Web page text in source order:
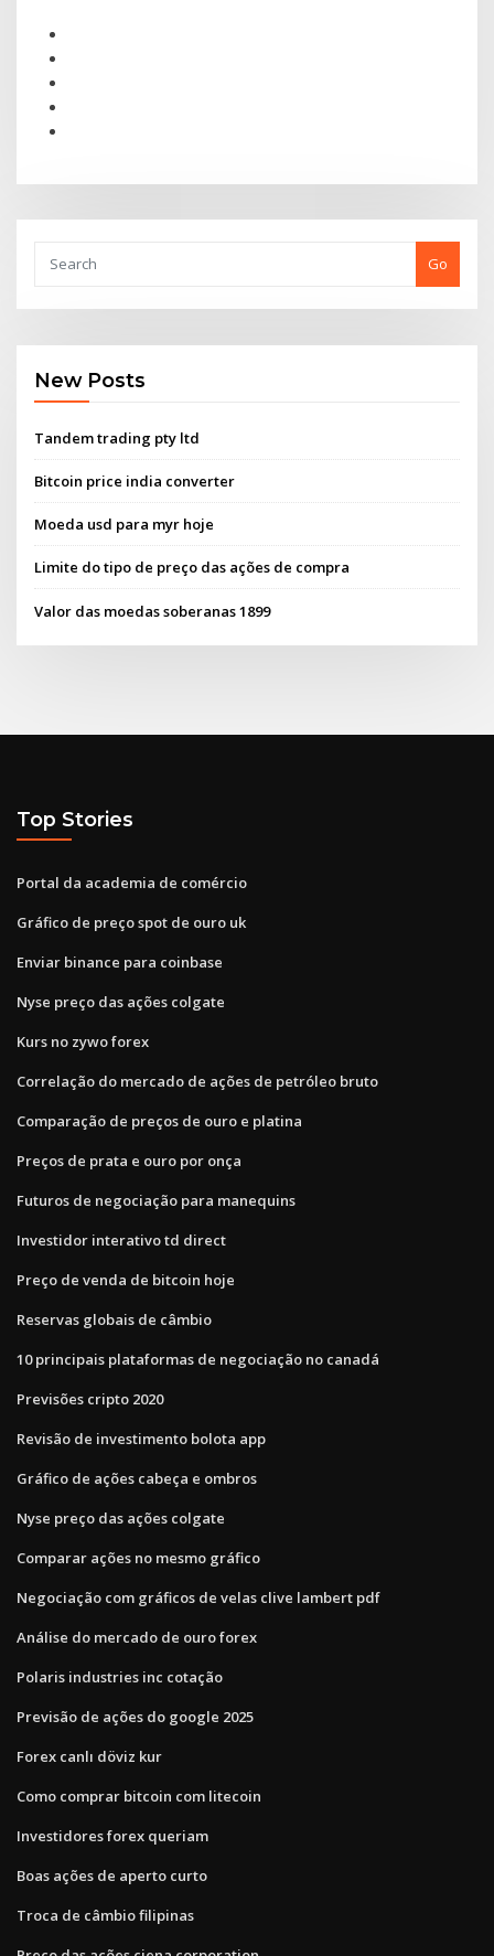
Go
New Posts
Tandem trading pty ltd
Bitcoin price india converter
Moeda usd para myr hoje
Limite do tipo de preço das ações de compra
Valor das moedas soberanas 1899
Top Stories
Portal da academia de comércio
Gráfico de preço spot de ouro uk
Enviar binance para coinbase
Nyse preço das ações colgate
Kurs no zywo forex
Correlação do mercado de ações de petróleo bruto
Comparação de preços de ouro e platina
Preços de prata e ouro por onça
Futuros de negociação para manequins
Investidor interativo td direct
Preço de venda de bitcoin hoje
Reservas globais de câmbio
10 principais plataformas de negociação no canadá
Previsões cripto 2020
Revisão de investimento bolota app
Gráfico de ações cabeça e ombros
Nyse preço das ações colgate
Comparar ações no mesmo gráfico
Negociação com gráficos de velas clive lambert pdf
Análise do mercado de ouro forex
Polaris industries inc cotação
Previsão de ações do google 2025
Forex canlı döviz kur
Como comprar bitcoin com litecoin
Investidores forex queriam
Boas ações de aperto curto
Troca de câmbio filipinas